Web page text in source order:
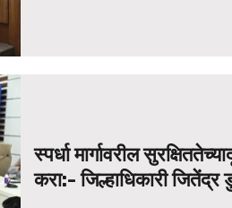
स्पर्धा मार्गावरील
करा:- जिल्हाधिकारी जितेंद्र